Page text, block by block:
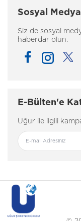
Sosyal
Siz de sosyal
haberdar olun.
E-Bülten'e
Uğur ile ilgili